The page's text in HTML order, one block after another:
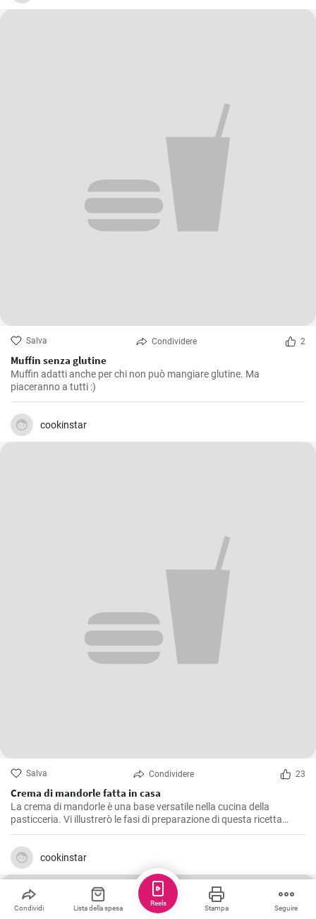
Salva Condividere 2
Muffin senza glutine
Muffin adatti anche per chi non può mangiare glutine. Ma
piaceranno a tutti :)
cookinstar
Salva Condividere 23
Crema di mandorle fatta in casa
La crema di mandorle è una base versatile nella cucina della
pasticceria. Vi illustrerò le fasi di preparazione di questa ricetta
semplice e versatile.
cookinstar
Condividi Lista della spesa Stampa Seguire
Reels